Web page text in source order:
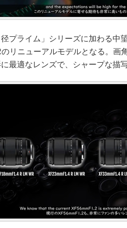
プライム」シリーズに加わる中
リニューアルモデルとなる。画
最適なレンズで、シャープな描